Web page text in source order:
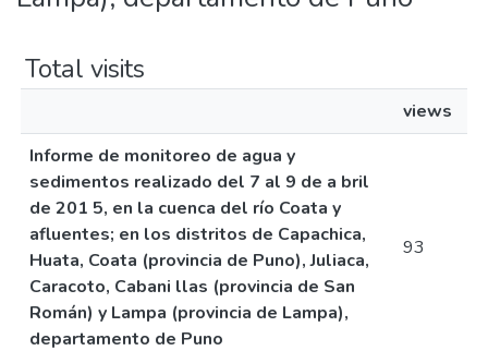
Total visits
views
Informe de monitoreo de agua y
sedimentos realizado del 7 al 9 de a bril
de 201 5, en la cuenca del río Coata y
afluentes; en los distritos de Capachica,
Huata, Coata (provincia de Puno), Juliaca,
Caracoto, Cabani llas (provincia de San
Román) y Lampa (provincia de Lampa),
departamento de Puno
93